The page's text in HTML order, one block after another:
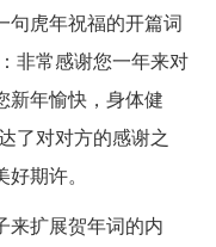
句虎年祝福的开篇词
非常感谢您一年来对
新年愉快，身体健
了对对方的感谢之
期许。
来扩展贺年词的内